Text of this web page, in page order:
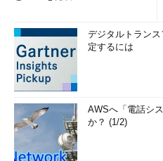
デジタルトラン
定するには
AWSへ「電話シ
か？ (1/2)